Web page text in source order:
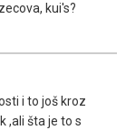
kui's?
i to još kroz
,ali šta je to s